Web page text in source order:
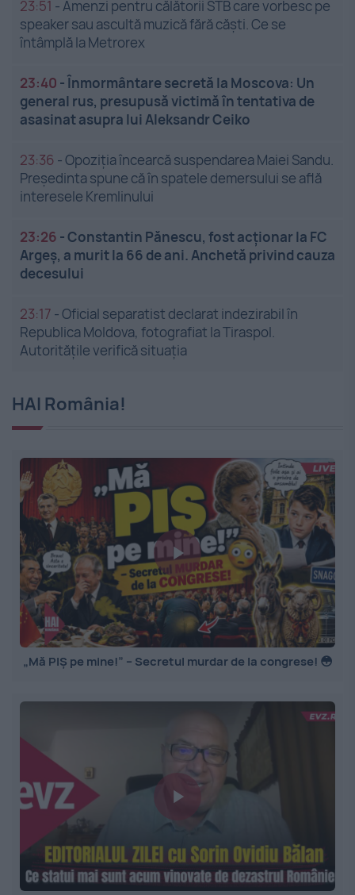
23:51 -Amenzi pentru călătorii STB care vorbesc pe
speaker sau ascultă muzică fără căști. Ce se
întâmplă la Metrorex
23:40 -Înmormântare secretă la Moscova: Un
general rus, presupusă victimă în tentativa de
asasinat asupra lui Aleksandr Ceiko
23:36 -Opoziția încearcă suspendarea Maiei Sandu.
Președinta spune că în spatele demersului se află
interesele Kremlinului
23:26 -Constantin Pănescu, fost acționar la FC
Argeș, a murit la 66 de ani. Anchetă privind cauza
decesului
23:17 -Oficial separatist declarat indezirabil în
Republica Moldova, fotografiat la Tiraspol.
Autoritățile verifică situația
HAI România!
„Mă PIȘ pe mine!” – Secretul murdar de la congrese! 😳